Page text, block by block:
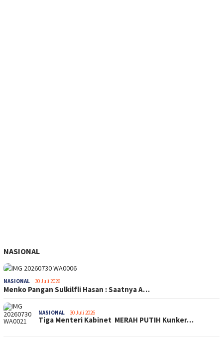
NASIONAL
NASIONAL 30 Juli 2026
Menko Pangan Sulkilfli Hasan : Saatnya A…
NASIONAL 30 Juli 2026
Tiga Menteri Kabinet MERAH PUTIH Kunker…